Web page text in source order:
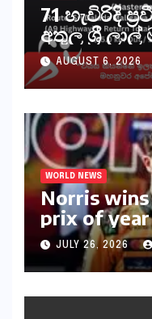
71 හැවිරිදි
අතුල ශ්‍රී
30ක විශේෂ
AUGUST 6, 2026
WORLD NEWS
Norris
prix of
JULY 26, 2026